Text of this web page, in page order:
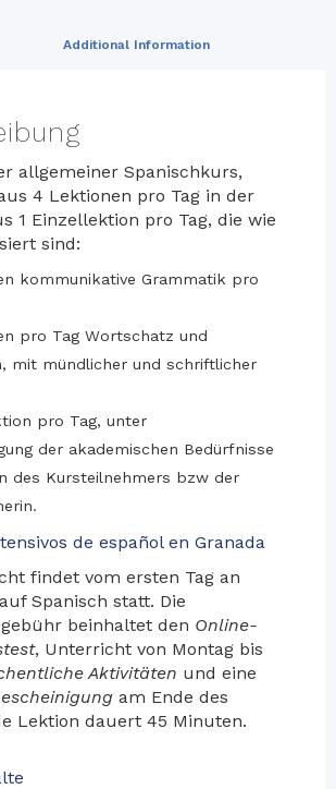
Additional Information
allgemeiner Spanischkurs,
4 Lektionen pro Tag in der
1 Einzellektion pro Tag, die wie
sind:
kommunikative Grammatik pro
pro Tag Wortschatz und
mit mündlicher und schriftlicher
pro Tag, unter
der akademischen Bedürfnisse
des Kursteilnehmers bzw der
findet vom ersten Tag an
Spanisch statt. Die
beinhaltet den Online-
, Unterricht von Montag bis
Aktivitäten und eine
am Ende des
Lektion dauert 45 Minuten.